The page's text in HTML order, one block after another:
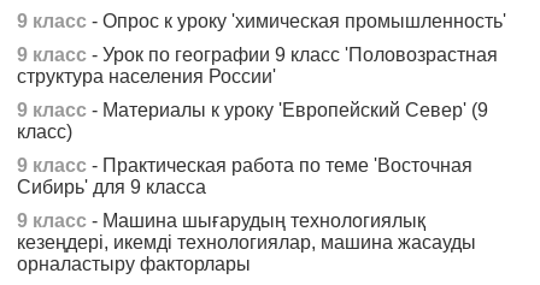
9 класс - Опрос к уроку 'химическая промышленность'
9 класс - Урок по географии 9 класс 'Половозрастная
структура населения России'
9 класс - Материалы к уроку 'Европейский Север' (9
класс)
9 класс - Практическая работа по теме 'Восточная
Сибирь' для 9 класса
9 класс - Машина шығарудың технологиялық
кезеңдері, икемді технологиялар, машина жасауды
орналастыру факторлары